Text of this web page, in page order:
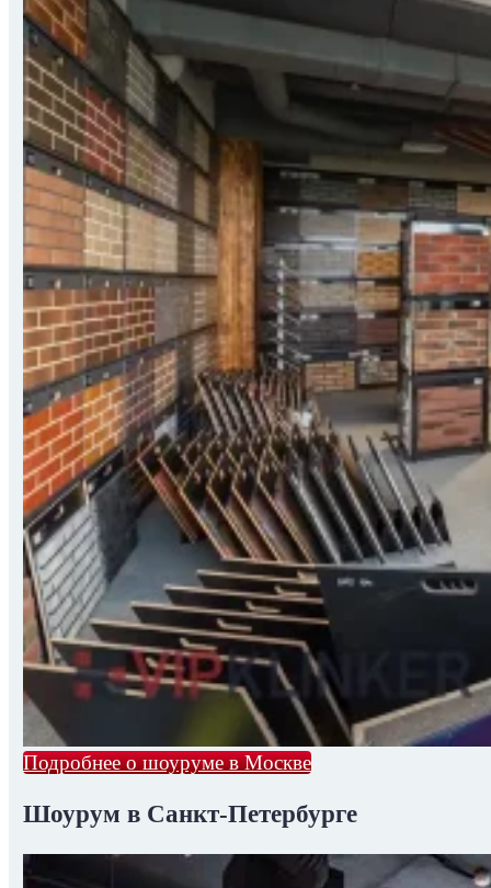
Подробнее о шоуруме в Москве
Шоурум в Санкт-Петербурге